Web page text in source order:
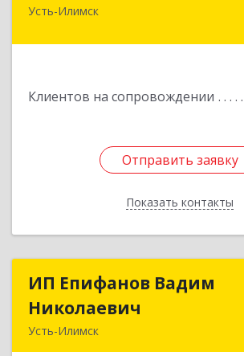
Усть-Илимск
Клиентов на сопровождении
Отправить заявку
Показать контакты
666679, Иркутская обл, Усть-
Отправить заявку
Назад
ИП Епифанов Вадим
Николаевич
Усть-Илимск
ИП